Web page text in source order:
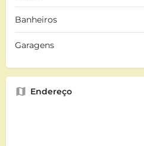
Banheiros
Garagens
Endereço